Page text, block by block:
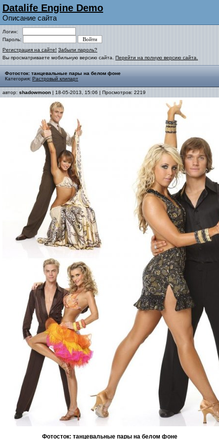
Datalife Engine Demo
Описание сайта
Логин:
Пароль:
Регистрация на сайте! Забыли пароль?
Вы просматриваете мобильную версию сайта. Перейти на полную версию сайта.
Фотосток: танцевальные пары на белом фоне
Категория: Растровый клипарт
автор: shadowmoon | 18-05-2013, 15:06 | Просмотров: 2219
Фотосток: танцевальные пары на белом фоне